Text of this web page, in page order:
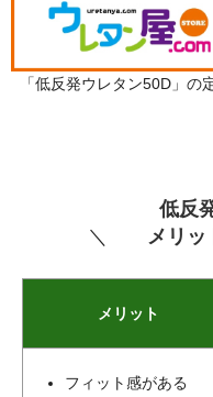
「低反発ウレタン50D」
低反
＼
メリッ
メリット
フィット感がある